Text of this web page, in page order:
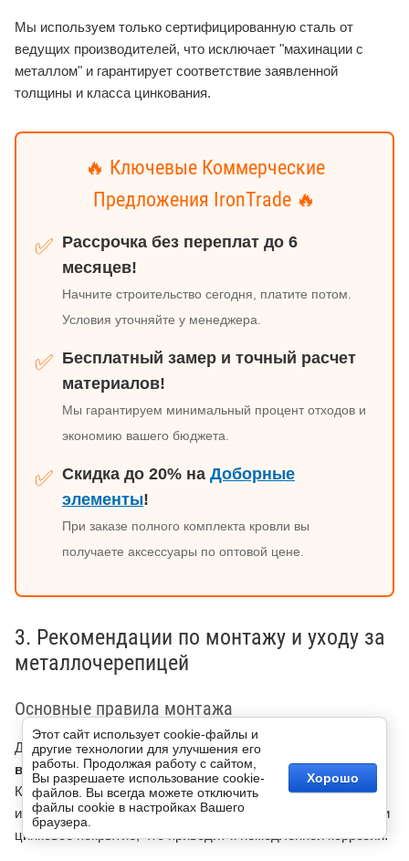
Мы используем только сертифицированную сталь от
ведущих производителей, что исключает "махинации с
металлом" и гарантирует соответствие заявленной
толщины и класса цинкования.
🔥 Ключевые Коммерческие
Предложения IronTrade 🔥
✅ Рассрочка без переплат до 6
месяцев!
Начните строительство сегодня, платите потом.
Условия уточняйте у менеджера.
✅ Бесплатный замер и точный расчет
материалов!
Мы гарантируем минимальный процент отходов и
экономию вашего бюджета.
✅ Скидка до 20% на Доборные
элементы!
При заказе полного комплекта кровли вы
получаете аксессуары по оптовой цене.
3. Рекомендации по монтажу и уходу за
металлочерепицей
Основные правила монтажа
Для резки металлочерепицы используйте только
высечные ножницы илиэлектрический лобзик.
Категорически запрещено использовать абразивные
инструменты (болгарку), так как они сжигают полимерное и
цинковое покрытие, что приводит к немедленной коррозии.
Этот сайт использует cookie-файлы и
другие технологии для улучшения его
работы. Продолжая работу с сайтом,
Вы разрешаете использование cookie-
файлов. Вы всегда можете отключить
файлы cookie в настройках Вашего
браузера.
Хорошо